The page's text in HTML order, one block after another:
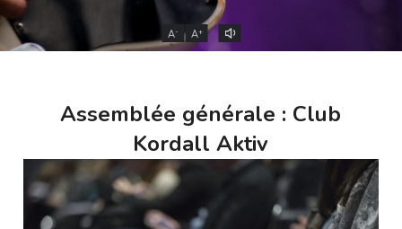
A- A+
Assemblée générale : Club
Kordall Aktiv